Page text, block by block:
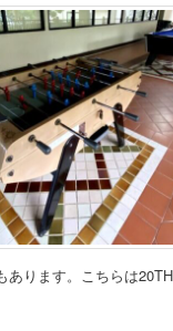
ります。こちらは